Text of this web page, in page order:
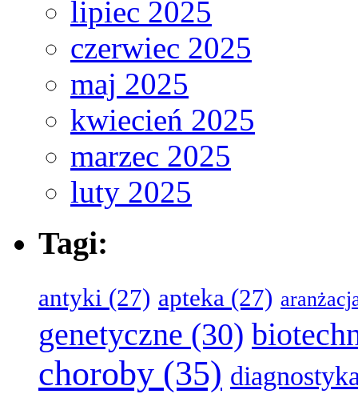
lipiec 2025
czerwiec 2025
maj 2025
kwiecień 2025
marzec 2025
luty 2025
Tagi:
antyki (27) apteka (27)
genetyczne (30)
choroby (35)